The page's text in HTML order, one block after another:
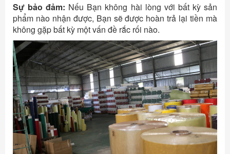
Sự bảo đảm: Nếu Bạn không hài lòng với bất kỳ sản
phẩm nào nhận được, Bạn sẽ được hoàn trả lại tiền mà
không gặp bất kỳ một vấn đề rắc rối nào.